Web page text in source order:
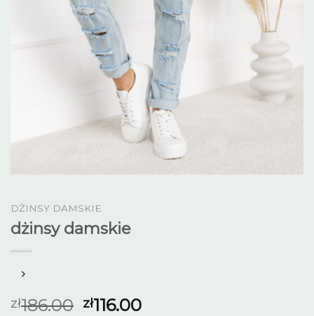
DŻINSY DAMSKIE
dżinsy damskie
zł186.00 zł116.00